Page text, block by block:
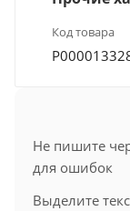
Код товара
Не пишите
для ошибок
Выделите